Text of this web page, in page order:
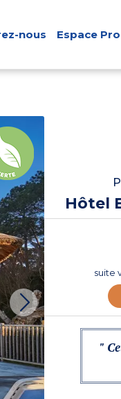
nous Espace Pro
Hôtel
suite
"